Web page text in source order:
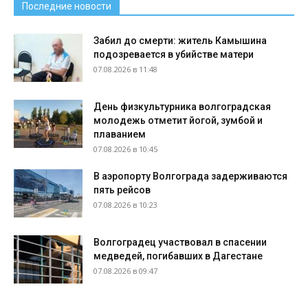
Последние новости
Забил до смерти: житель Камышина
подозревается в убийстве матери
07.08.2026 в 11:48
День физкультурника волгоградская
молодежь отметит йогой, зумбой и
плаванием
07.08.2026 в 10:45
В аэропорту Волгограда задерживаются
пять рейсов
07.08.2026 в 10:23
Волгоградец участвовал в спасении
медведей, погибавших в Дагестане
07.08.2026 в 09:47